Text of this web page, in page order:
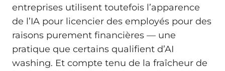
entreprises utilisent toutefois l’apparence
de l’IA pour licencier des employés pour des
raisons purement financières — une
pratique que certains qualifient d’AI
washing. Et compte tenu de la fraîcheur de